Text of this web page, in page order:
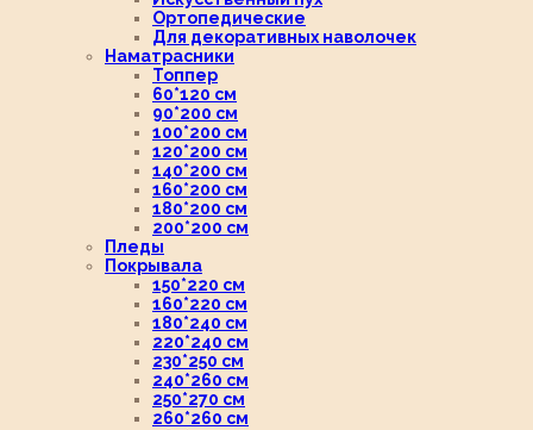
Ортопедические
Для декоративных наволочек
Наматрасники
Топпер
60*120 см
90*200 см
100*200 см
120*200 см
140*200 см
160*200 см
180*200 см
200*200 см
Пледы
Покрывала
150*220 см
160*220 см
180*240 см
220*240 см
230*250 см
240*260 см
250*270 см
260*260 см